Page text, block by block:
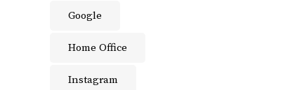
Google
Home Office
Instagram